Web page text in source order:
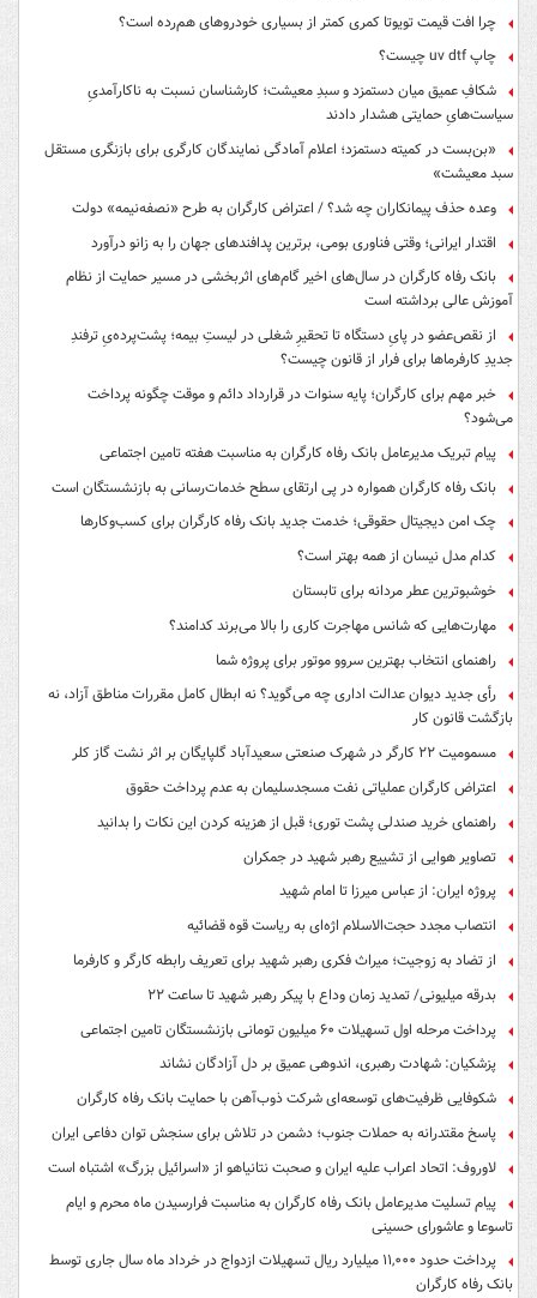
چرا افت قیمت تویوتا کمری کمتر از بسیاری خودروهای هم‌رده است؟
چاپ uv dtf چیست؟
شکافِ عمیق میان دستمزد و سبدِ معیشت؛ کارشناسان نسبت به ناکارآمدیِ
سیاست‌هایِ حمایتی هشدار دادند
«بن‌بست در کمیته دستمزد؛ اعلام آمادگی نمایندگان کارگری برای بازنگری مستقل
سبد معیشت»
وعده حذف پیمانکاران چه شد؟ / اعتراض کارگران به طرح «نصفه‌نیمه» دولت
اقتدار ایرانی؛ وقتی فناوری بومی، برترین پدافندهای جهان را به زانو درآورد
بانک رفاه کارگران در سال‌های اخیر گام‌های اثربخشی در مسیر حمایت از نظام
آموزش عالی برداشته است
از نقص‌عضو در پایِ دستگاه تا تحقیرِ شغلی در لیستِ بیمه؛ پشت‌پرده‌یِ ترفندِ
جدیدِ کارفرماها برای فرار از قانون چیست؟
خبر مهم برای کارگران؛ پایه سنوات در قرارداد دائم و موقت چگونه پرداخت
می‌شود؟
پیام تبریک مدیرعامل بانک رفاه کارگران به مناسبت هفته تامین اجتماعی
بانک رفاه کارگران همواره در پی ارتقای سطح خدمات‌رسانی به بازنشستگان است
چک امن دیجیتال حقوقی؛ خدمت جدید بانک رفاه کارگران برای کسب‌وکارها
کدام مدل نیسان از همه بهتر است؟
خوشبوترین عطر مردانه برای تابستان
مهارت‌هایی که شانس مهاجرت کاری را بالا می‌برند کدامند؟
راهنمای انتخاب بهترین سروو موتور برای پروژه شما
رأی جدید دیوان عدالت اداری چه می‌گوید؟ نه ابطال کامل مقررات مناطق آزاد، نه
بازگشت قانون کار
مسمومیت ۲۲ کارگر در شهرک صنعتی سعیدآباد گلپایگان بر اثر نشت گاز کلر
اعتراض کارگران عملیاتی نفت مسجدسلیمان به عدم پرداخت حقوق
راهنمای خرید صندلی پشت توری؛ قبل از هزینه کردن این نکات را بدانید
تصاویر هوایی از تشییع رهبر شهید در جمکران
پروژه ایران: از عباس میرزا تا امام شهید
انتصاب مجدد حجت‌الاسلام اژه‌ای به ریاست قوه‌ قضائیه
از تضاد به زوجیت؛ میراث فکری رهبر شهید برای تعریف رابطه کارگر و کارفرما
بدرقه میلیونی/ تمدید زمان وداع با پیکر رهبر شهید تا ساعت ۲۲
پرداخت مرحله اول تسهیلات ۶۰ میلیون تومانی بازنشستگان تامین اجتماعی
پزشکیان: شهادت رهبری، اندوهی عمیق بر دل آزادگان نشاند
شکوفایی ظرفیت‌های توسعه‌ای شرکت ذوب‌آهن با حمایت‌ بانک رفاه کارگران
پاسخ مقتدرانه به حملات جنوب؛ دشمن در تلاش برای سنجش توان دفاعی ایران
لاوروف: اتحاد اعراب علیه ایران و صحبت نتانیاهو از «اسرائیل بزرگ» اشتباه است
پیام تسلیت مدیرعامل بانک رفاه کارگران به مناسبت فرارسیدن ماه محرم و ایام
تاسوعا و عاشورای حسینی
پرداخت حدود ۱۱,۰۰۰ میلیارد ریال تسهیلات ازدواج در خرداد ماه سال جاری توسط
بانک رفاه کارگران